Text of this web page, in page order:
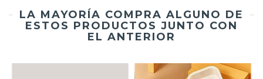
LA MAYORÍA COMPRA ALGUNO DE
ESTOS PRODUCTOS JUNTO CON
EL ANTERIOR